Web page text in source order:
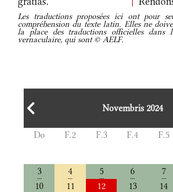
Les traductions proposées ici ont pour
compréhension du texte latin. Elles ne
la place des traductions officielles dans
vernaculaire, qui sont © AELF.
Novembris 2024
Do F.2 F.3 F.4 F.5
3
4 5 6 7
10
11 12 13 14